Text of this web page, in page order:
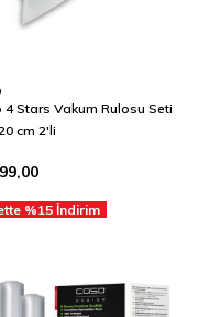
4 Stars Vakum Rulosu Seti
cm 2'li
%15 İndirim